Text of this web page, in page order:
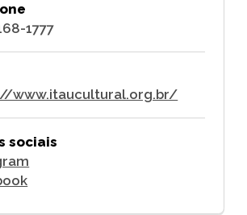
1777
www.itaucultural.org.br/
sociais